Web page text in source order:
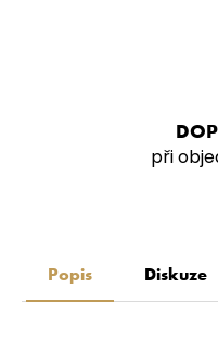
při
Popis Diskuze